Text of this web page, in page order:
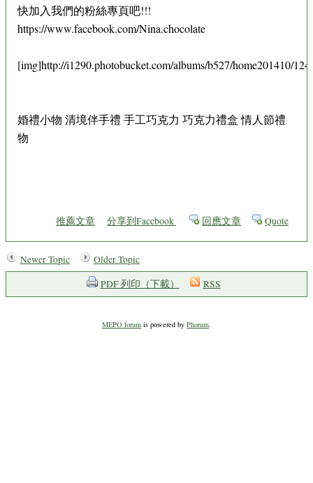
快加入我們的粉絲專頁吧!!!
https://www.facebook.com/Nina.chocolate
[img]http://i1290.photobucket.com/albums/b527/home201410/
婚禮小物 清境伴手禮 手工巧克力 巧克力禮盒 情人節禮
物
推薦文章 分享到Facebook 回應文章 Quote
Newer Topic
Older Topic
PDF 列印（下載）
RSS
MEPO forum is powered by Phorum.